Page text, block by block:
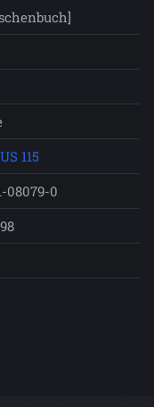
115
08079-0